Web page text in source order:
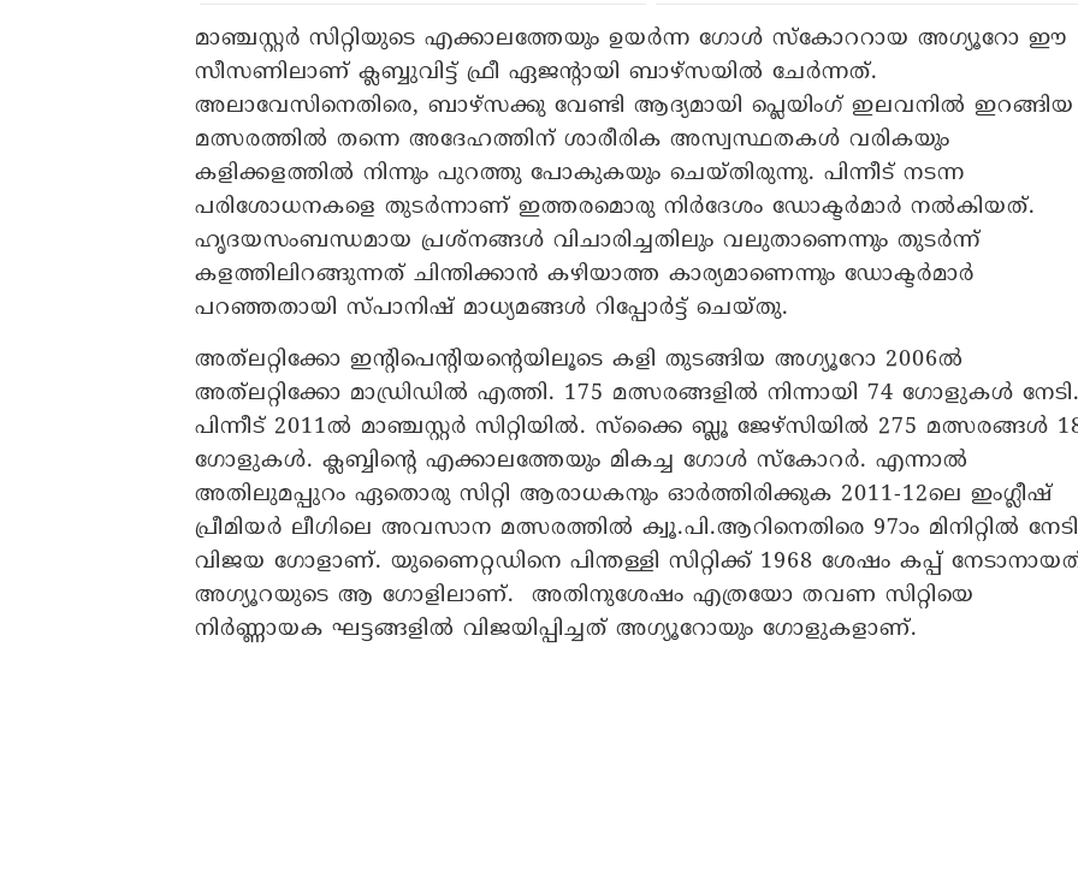
മാഞ്ചസ്റ്റർ സിറ്റിയുടെ എക്കാലത്തേയും ഉയർന്ന ​ഗോൾ സ്കോററായ അ​ഗ്യൂറോ ഈ
സീസണിലാണ് ക്ലബ്ബുവിട്ട് ഫ്രീ ഏജന്റായി ബാഴ്സയിൽ ചേർന്നത്.
അലാവേസിനെതിരെ, ബാഴ്സക്കു വേണ്ടി ആദ്യമായി പ്ലെയിം​ഗ് ഇലവനിൽ ഇറങ്ങിയ
മത്സരത്തിൽ തന്നെ അദേഹത്തിന് ശാരീരിക അസ്വസ്ഥതകൾ വരികയും
കളിക്കളത്തിൽ നിന്നും പുറത്തു പോകുകയും ചെയ്തിരുന്നു. പിന്നീട് നടന്ന
പരിശോധനകളെ തുടർ‍ന്നാണ് ഇത്തരമൊരു നിർ​ദേശം ഡോക്ടർമാർ നൽകിയത്.
ഹൃദയസംബന്ധമായ പ്രശ്നങ്ങൾ വിചാരിച്ചതിലും വലുതാണെന്നും തുടർന്ന്
കളത്തിലിറങ്ങുന്നത് ചിന്തിക്കാൻ കഴിയാത്ത കാര്യമാണെന്നും ഡോക്ടർമാർ
പറഞ്ഞതായി സ്പാനിഷ് മാധ്യമങ്ങൾ റിപ്പോർട്ട് ചെയ്തു.
അത്‍ലറ്റിക്കോ ഇന്റിപെന്റിയന്റെയിലൂടെ കളി തു‌ടങ്ങിയ അ​ഗ്യൂറോ 2006ൽ
അത്‍ലറ്റിക്കോ മാഡ്രിഡിൽ എത്തി. 175 മത്സരങ്ങളിൽ നിന്നായി 74 ​ഗോളുകൾ നേടി.
പിന്നീട് 2011ൽ മാഞ്ചസ്റ്റർ സിറ്റിയിൽ. സ്ക്കൈ ബ്ലൂ ജേഴ്സിയിൽ 275 മത്സരങ്ങൾ
ഗോളുകൾ. ക്ലബ്ബിന്റെ എക്കാലത്തേയും മികച്ച ​ഗോൾ സ്കോറർ. എന്നാൽ
അതിലുമപ്പുറം ഏതൊരു സിറ്റി ആരാധകനും ഓർത്തിരിക്കുക 2011-12ലെ ഇം​ഗ്ലീഷ്
പ്രീമിയർ ലീ​​ഗിലെ അവസാന മത്സരത്തിൽ ക്വൂ.പി.ആറിനെതിരെ 97ാം മിനിറ്റിൽ
വിജയ ​ഗോളാണ്. യുണൈറ്റഡിനെ പിന്തള്ളി സിറ്റിക്ക് 1968 ശേഷം കപ്പ്
അ​ഗ്യൂറയുടെ ആ ​ഗോളിലാണ്. അതിനുശേഷം എത്രയോ തവണ സിറ്റിയെ
നിർണ്ണായക ഘട്ടങ്ങളിൽ വിജയിപ്പിച്ചത് അ​ഗ്യൂറോയും ​ഗോളുകളാണ്.